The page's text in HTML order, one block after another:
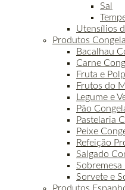
Sal
Utensílios
Produtos
Bacalhau
Carne
Fruta e
Frutos do
Legume e
Pão
Pastelaria
Peixe
Refeição
Salgado
Sobremesa
Sorvete e